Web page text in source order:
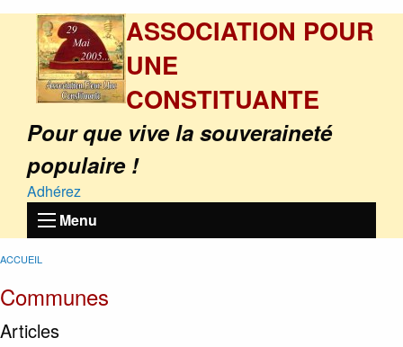
ASSOCIATION POUR
UNE
CONSTITUANTE
Pour que vive la souveraineté
populaire !
Adhérez
Menu
ACCUEIL
Communes
Articles